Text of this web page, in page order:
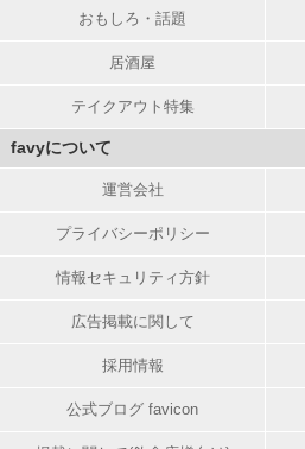
おもしろ・話題
居酒屋
テイクアウト特集
favyについて
運営会社
プライバシーポリシー
情報セキュリティ方針
広告掲載に関して
採用情報
公式ブログ favicon